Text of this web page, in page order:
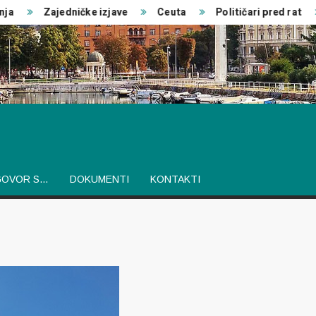
Zajedničke izjave Ceuta Političari pred rat
S… DOKUMENTI KONTAKTI